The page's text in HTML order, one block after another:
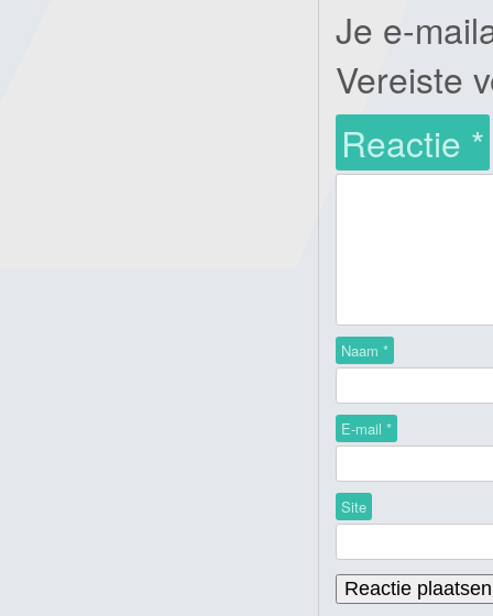
Je e-
Vereiste
Reactie *
Naam *
E-mail *
Site